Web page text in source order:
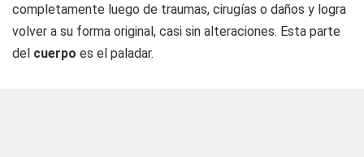
completamente luego de traumas, cirugías o daños y logra
volver a su forma original, casi sin alteraciones. Esta parte
del cuerpo es el paladar.